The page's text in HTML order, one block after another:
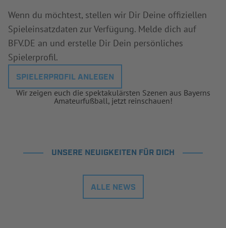
Wenn du möchtest, stellen wir Dir Deine offiziellen
Spieleinsatzdaten zur Verfügung. Melde dich auf
BFV.DE an und erstelle Dir Dein persönliches
Spielerprofil.
SPIELERPROFIL ANLEGEN
Wir zeigen euch die spektakulärsten Szenen aus Bayerns
Amateurfußball, jetzt reinschauen!
UNSERE NEUIGKEITEN FÜR DICH
ALLE NEWS